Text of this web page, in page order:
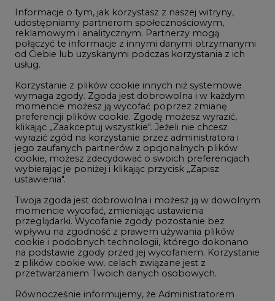
Gospodarka
Geopolityka
LTE450
Innowacje i AI
Telekomunikacja i IT
Handel emisjami CO2
Wodór
Górnictwo
Atom
Fotowoltaika
Offshore wind
Informacje o tym, jak korzystasz z naszej witryny,
udostępniamy partnerom społecznościowym,
reklamowym i analitycznym. Partnerzy mogą
połączyć te informacje z innymi danymi otrzymanymi
od Ciebie lub uzyskanymi podczas korzystania z ich
usług.
Korzystanie z plików cookie innych niż systemowe
wymaga zgody. Zgoda jest dobrowolna i w każdym
momencie możesz ją wycofać poprzez zmianę
preferencji plików cookie. Zgodę możesz wyrazić,
klikając „Zaakceptuj wszystkie". Jeżeli nie chcesz
wyrazić zgód na korzystanie przez administratora i
jego zaufanych partnerów z opcjonalnych plików
cookie, możesz zdecydować o swoich preferencjach
wybierając je poniżej i klikając przycisk „Zapisz
ustawienia".
Twoja zgoda jest dobrowolna i możesz ją w dowolnym
momencie wycofać, zmieniając ustawienia
przeglądarki. Wycofanie zgody pozostanie bez
wpływu na zgodność z prawem używania plików
cookie i podobnych technologii, którego dokonano
na podstawie zgody przed jej wycofaniem. Korzystanie
z plików cookie ww. celach związane jest z
przetwarzaniem Twoich danych osobowych.
Równocześnie informujemy, że Administratorem